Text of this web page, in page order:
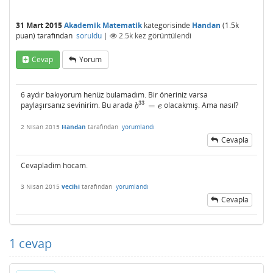
31 Mart 2015Akademik Matematikkategorisinde Handan (1.5k
puan) tarafından soruldu | 2.5k kez görüntülendi
Cevap Yorum
6 aydır bakıyorum henüz bulamadım. Bir öneriniz varsa
paylaşırsanız sevinirim. Bu arada b33 = e
b33 =e olacakmış. Ama nasıl?
2 Nisan 2015 Handan tarafından yorumlandı
Cevapla
Cevapladim hocam.
3 Nisan 2015 vecihi tarafından yorumlandı
Cevapla
1 cevap